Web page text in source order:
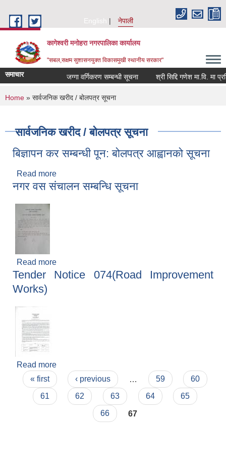
English
नेपाली
कागेश्वरी मनोहरा नगरपालिका कार्यालय
"सबल,सक्षम सुशासनयुक्त विकासमुखी स्थानीय सरकार"
समाचार जग्गा वर्गिकरण सम्बन्धी सूचना श्री सिद्दि गणेश मा.वि. मा
You are here
Home » सार्वजनिक खरीद / बोलपत्र सूचना
सार्वजनिक खरीद / बोलपत्र सूचना
बिज्ञापन कर सम्बन्धी पून: बोलपत्र आह्वानको सूचना
Read more
नगर वस संचालन सम्बन्धि सूचना
Read more
Tender Notice 074(Road Improvement
Works)
Read more
Works)
Pages
« first ‹ previous 59
60
61
62 63 64
65
66
67